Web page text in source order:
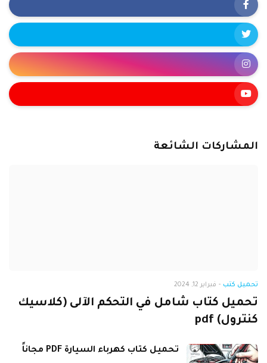
المشاركات الشائعة
تحميل كتب - فبراير 12, 2024
تحميل كتاب شامل في التحكم الآلى (كلاسيك
كنترول) pdf
تحميل كتاب كهرباء السيارة PDF مجاناً